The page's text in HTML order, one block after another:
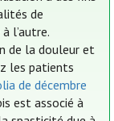
de
l’autre.
de la douleur et
les patients
de décembre
est associé à